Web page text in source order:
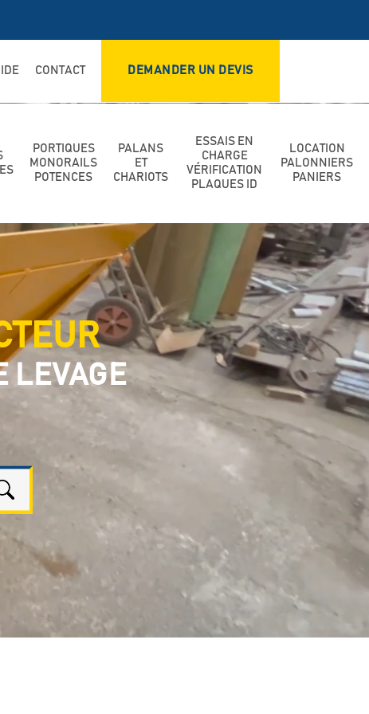
CONTACT DEMANDER UN DEVIS
PORTIQUES
MONORAILS
POTENCES
PALANS
ET
CHARIOTS
ESSAIS EN
CHARGE
VÉRIFICATION
PLAQUES ID
LOCATION
PALONNIERS
PANIERS
LEVAGE